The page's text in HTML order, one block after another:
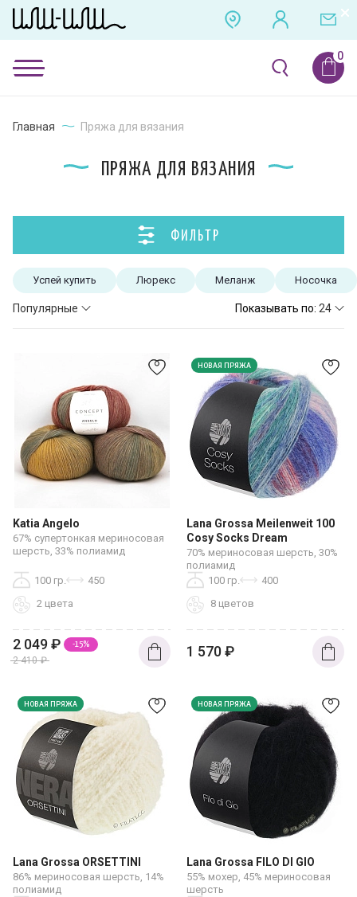
Главная Пряжа для вязания
ПРЯЖА ДЛЯ ВЯЗАНИЯ
ФИЛЬТР
Успей купить Люрекс Меланж Носочка
Популярные Показывать по: 24
Katia Angelo
67% супертонкая мериносовая
шерсть, 33% полиамид
100 гр.
450
2 цвета
2 049₽
2 410 ₽
-15%
НОВАЯ ПРЯЖА
Lana Grossa Meilenweit 100
Cosy Socks Dream
70% мериносовая шерсть, 30%
полиамид
100 гр.
400
8 цветов
1 570₽
НОВАЯ ПРЯЖА
Lana Grossa ORSETTINI
86% мериносовая шерсть, 14%
полиамид
НОВАЯ ПРЯЖА
Lana Grossa FILO DI GIO
55% мохер, 45% мериносовая
шерсть